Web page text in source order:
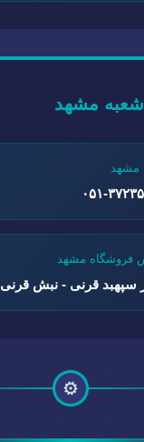
مشهد
مشهد
۳۷۲۳۵۶۴۴
فروشگاه مشهد
سپهبد قرنی - نبش قرنی ۳۵
⚙️